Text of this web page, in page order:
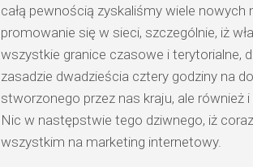
całą pewnością zyskaliśmy wiele
promowanie się w sieci, szczególnie, iż
wszystkie granice czasowe i terytorialne,
zasadzie dwadzieścia cztery godziny na
stworzonego przez nas kraju, ale
Nic w następstwie tego dziwnego, iż
wszystkim na marketing internetowy.